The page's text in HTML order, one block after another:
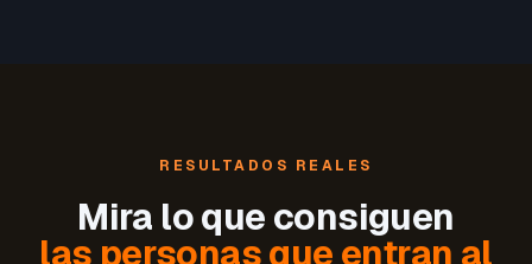
RESULTADOS REALES
Mira lo que consiguen
las personas que entran al